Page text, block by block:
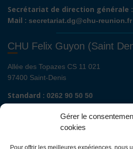
Gérer le
cookies
Pour offrir les meilleures expériences, nous
Secrétariat de direction générale :
Mail : secretariat.dg@chu-reunion.fr
CHU Felix Guyon (Saint
Allée des Topazes CS 11 021
97400 Saint-Denis
Standard : 0262 90 50 50
Renseignements admissions :
Secrétariat de direction de site :
direction.fguyon@chu-